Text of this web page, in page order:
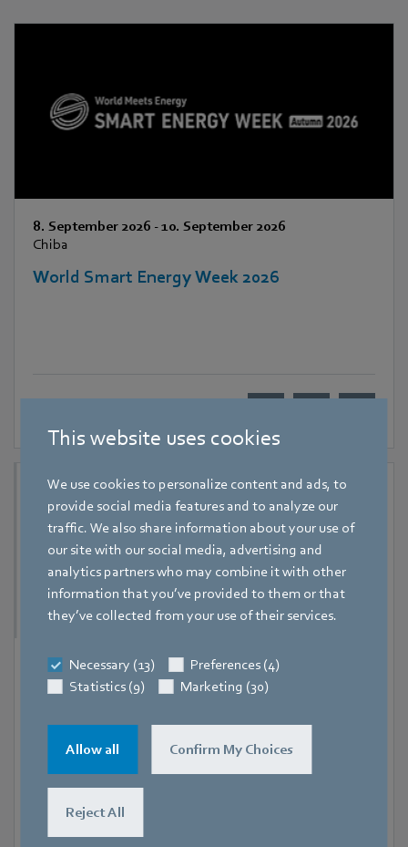
This website uses cookies
We use cookies to personalize content and ads, to
provide social media features and to analyze our
traffic. We also share information about your use of
our site with our social media, advertising and
analytics partners who may combine it with other
information that you’ve provided to them or that
they’ve collected from your use of their services.
Necessary (13)
Preferences (4)
Statistics (9)
Marketing (30)
Allow all Confirm My Choices
Reject All
8. September 2026 -10. September 2026
Chiba
World Smart Energy Week 2026
9. September 2026-
11. September 2026
Hanoi